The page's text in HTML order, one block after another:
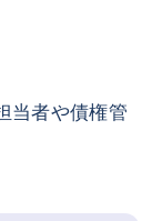
当者や債権管